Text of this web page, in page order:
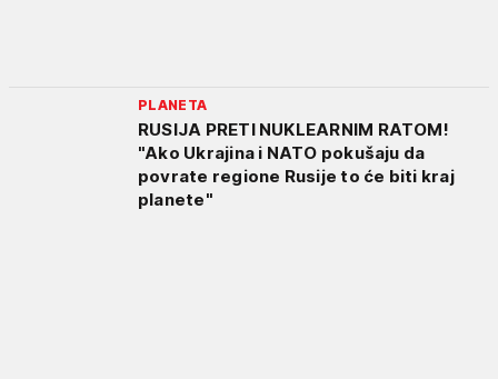
PLANETA
RUSIJA PRETI NUKLEARNIM RATOM!
"Ako Ukrajina i NATO pokušaju da
povrate regione Rusije to će biti kraj
planete"